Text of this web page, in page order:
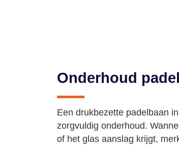
Onderhoud
Een drukbezette padelbaan
zorgvuldig onderhoud.
of het glas aanslag krijgt,